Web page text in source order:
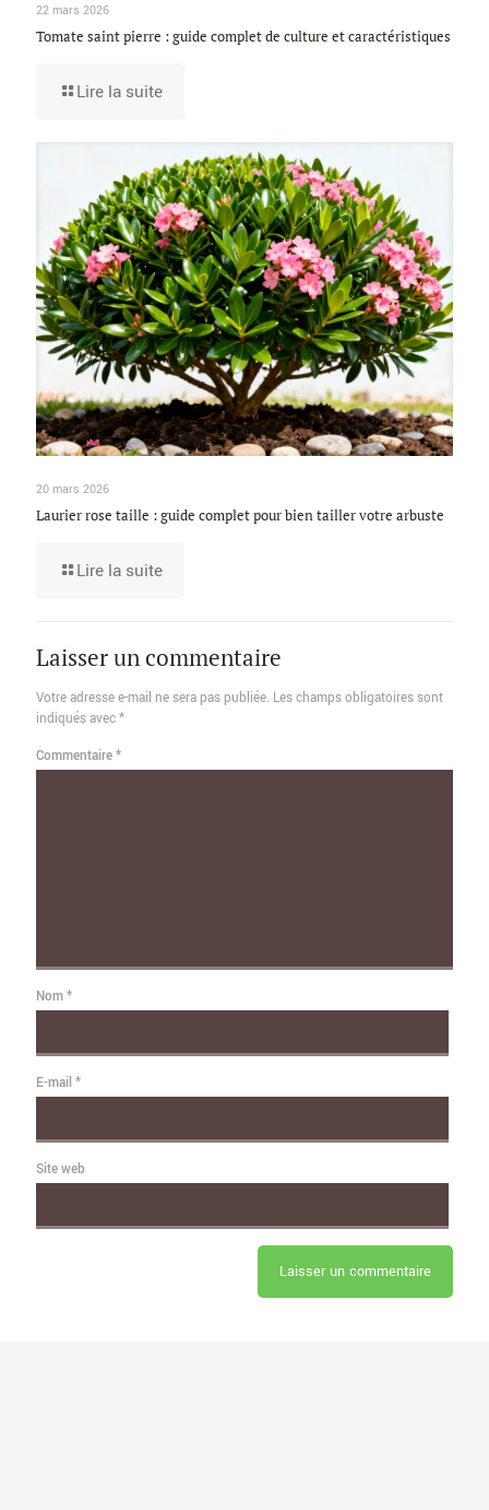
22 mars 2026
Tomate saint pierre : guide complet de culture et caractéristiques
Lire la suite
20 mars 2026
Laurier rose taille : guide complet pour bien tailler votre arbuste
Lire la suite
Laisser un commentaire
Votre adresse e-mail ne sera pas publiée. Les champs obligatoires sont
indiqués avec*
Commentaire*
Nom*
E-mail *
Site web